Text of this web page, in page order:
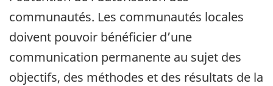
communautés. Les communautés locales
doivent pouvoir bénéficier d’une
communication permanente au sujet des
objectifs, des méthodes et des résultats de la